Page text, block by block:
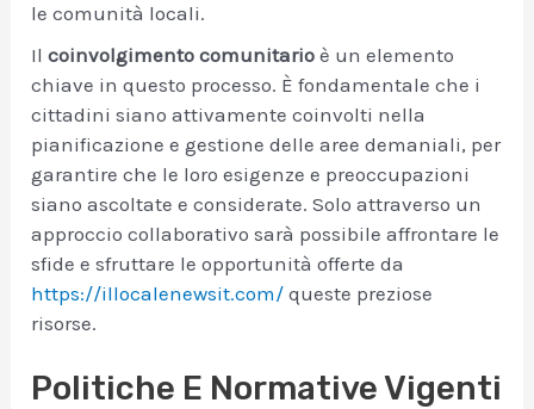
le comunità locali.
Ilcoinvolgimento comunitario è un elemento
chiave in questo processo. È fondamentale che i
cittadini siano attivamente coinvolti nella
pianificazione e gestione delle aree demaniali, per
garantire che le loro esigenze e preoccupazioni
siano ascoltate e considerate. Solo attraverso un
approccio collaborativo sarà possibile affrontare le
sfide e sfruttare le opportunità offerte da
https://illocalenewsit.com/ queste preziose
risorse.
Politiche E Normative Vigenti